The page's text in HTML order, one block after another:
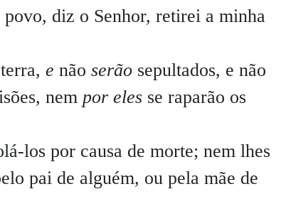
povo, diz o Senhor, retirei a minha
e não serão sepultados, e não
nem por eles se raparão os
los por causa de morte; nem lhes
pai de alguém, ou pela mãe de